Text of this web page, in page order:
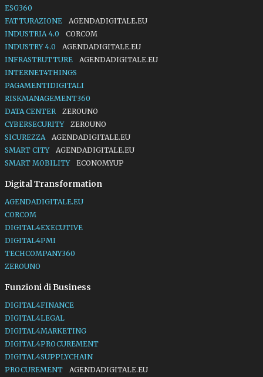
ESG360
FATTURAZIONE
AGENDADIGITALE.EU
INDUSTRIA 4.0
CORCOM
INDUSTRY 4.0
AGENDADIGITALE.EU
INFRASTRUTTURE
AGENDADIGITALE.EU
INTERNET4THINGS
PAGAMENTIDIGITALI
RISKMANAGEMENT360
DATA CENTER
ZEROUNO
CYBERSECURITY
ZEROUNO
SICUREZZA
AGENDADIGITALE.EU
SMART CITY
AGENDADIGITALE.EU
SMART MOBILITY
ECONOMYUP
Digital Transformation
AGENDADIGITALE.EU
CORCOM
DIGITAL4EXECUTIVE
DIGITAL4PMI
TECHCOMPANY360
ZEROUNO
Funzioni di Business
DIGITAL4FINANCE
DIGITAL4LEGAL
DIGITAL4MARKETING
DIGITAL4PROCUREMENT
DIGITAL4SUPPLYCHAIN
PROCUREMENT
AGENDADIGITALE.EU